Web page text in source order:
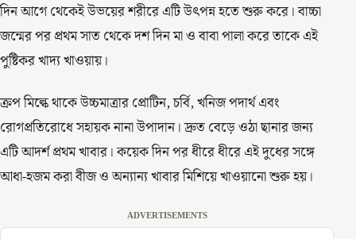
দিন আগে থেকেই উভয়ের শরীরে এটি উৎপন্ন হতে শুরু করে। বাচ্চা
জন্মের পর প্রথম সাত থেকে দশ দিন মা ও বাবা পালা করে তাকে এই
পুষ্টিকর খাদ্য খাওয়ায়।
ক্রপ মিল্কে থাকে উচ্চমাত্রার প্রোটিন, চর্বি, খনিজ পদার্থ এবং
রোগপ্রতিরোধে সহায়ক নানা উপাদান। দ্রুত বেড়ে ওঠা ছানার জন্য
এটি আদর্শ প্রথম খাবার। কয়েক দিন পর ধীরে ধীরে এই দুধের সঙ্গে
আধা-হজম করা বীজ ও অন্যান্য খাবার মিশিয়ে খাওয়ানো শুরু হয়।
ADVERTISEMENTS